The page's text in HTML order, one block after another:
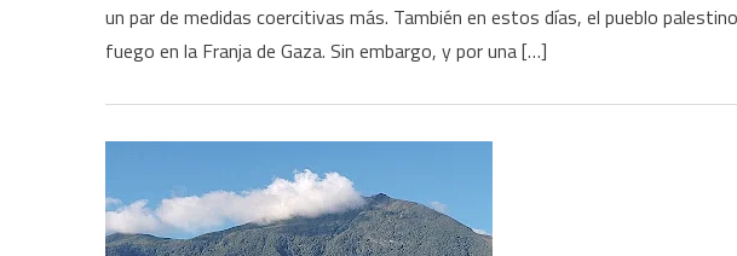
un par de medidas coercitivas más. También en estos días, el pueblo
fuego en la Franja de Gaza. Sin embargo, y por una […]